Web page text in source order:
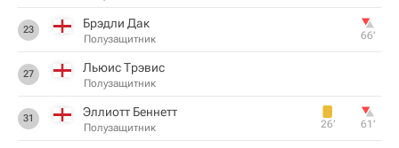
23 Брэдли Дак
Полузащитник 66‎’‎
27 Льюис Трэвис
Полузащитник
31 Эллиотт Беннетт
Полузащитник 26‎’‎ 61‎’‎